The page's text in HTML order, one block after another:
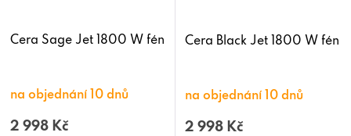
Cera Sage Jet 1800 W fén
na objednání 10 dnů
2 998 Kč
Cera Black Jet 1800 W fén
na objednání 10 dnů
2 998 Kč